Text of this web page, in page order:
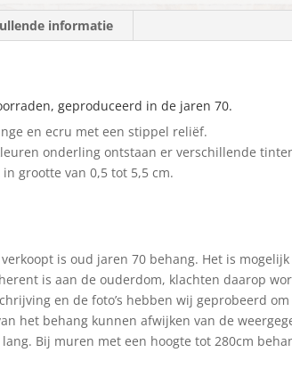
informatie
geproduceerd in de jaren 70.
en ecru met een stippel reliëf.
onderling ontstaan er verschillende
grootte van 0,5 tot 5,5 cm.
is oud jaren 70 behang. Het is
is aan de ouderdom, klachten daarop
en de foto’s hebben wij geprobeerd
het behang kunnen afwijken van de
Bij muren met een hoogte tot 280cm